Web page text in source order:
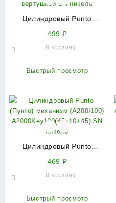
Цилиндровый Punto
A2002Knob100(45+10+45) с
499 ₽
В корзину
Быстрый просмотр
Цилиндровый Punto
A2000Key100(45+10+45)
469 ₽
В корзину
Быстрый просмотр